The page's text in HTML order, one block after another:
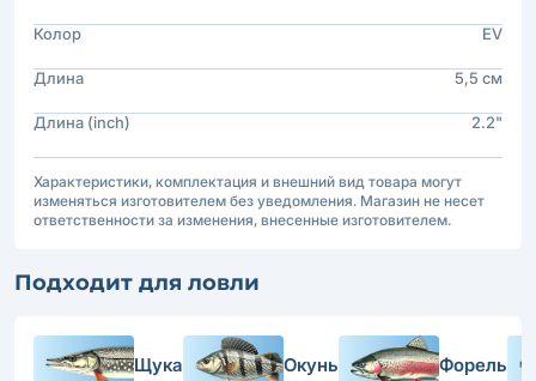
Колор EV
Длина 5,5 см
Длина (inch) 2.2"
Характеристики, комплектация и внешний вид товара могут
изменяться изготовителем без уведомления. Магазин не несет
ответственности за изменения, внесенные изготовителем.
Подходит для ловли
Щука Окунь Форель